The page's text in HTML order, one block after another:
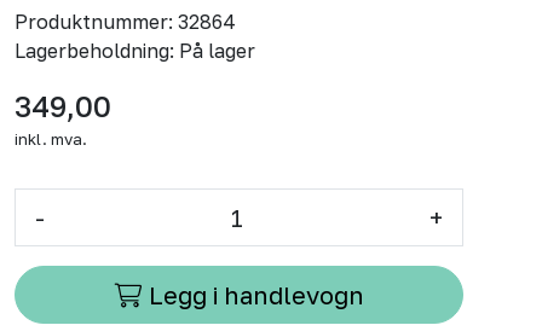
Produktnummer: 32864
Lagerbeholdning: På lager
349,00
inkl. mva.
- +
Legg i handlevogn